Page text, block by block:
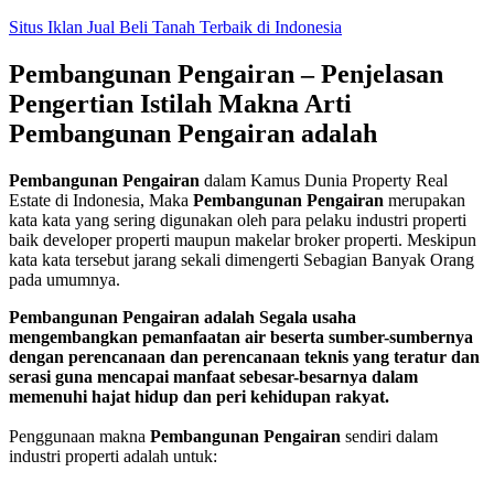
Skip
content
Situs Iklan Jual Beli Tanah Terbaik di Indonesia
Pembangunan Pengairan – Penjelasan
Pengertian Istilah Makna Arti
Pembangunan Pengairan adalah
Pembangunan Pengairan dalam Kamus Dunia Property Real
Estate di Indonesia, Maka Pembangunan Pengairan merupakan
kata kata yang sering digunakan oleh para pelaku industri properti
baik developer properti maupun makelar broker properti. Meskipun
kata kata tersebut jarang sekali dimengerti Sebagian Banyak Orang
pada umumnya.
Pembangunan Pengairan adalah Segala usaha
mengembangkan pemanfaatan air beserta sumber-sumbernya
dengan perencanaan dan perencanaan teknis yang teratur dan
serasi guna mencapai manfaat sebesar-besarnya dalam
memenuhi hajat hidup dan peri kehidupan rakyat.
Penggunaan makna Pembangunan Pengairan sendiri dalam
industri properti adalah untuk: